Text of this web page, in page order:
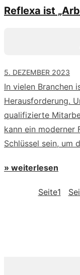
Reflexa ist
5. DEZEMBER 2023
In vielen Branchen
Herausforderung.
qualifizierte
kann ein moderner
Schlüssel sein, um
» weiterlesen
Seite1